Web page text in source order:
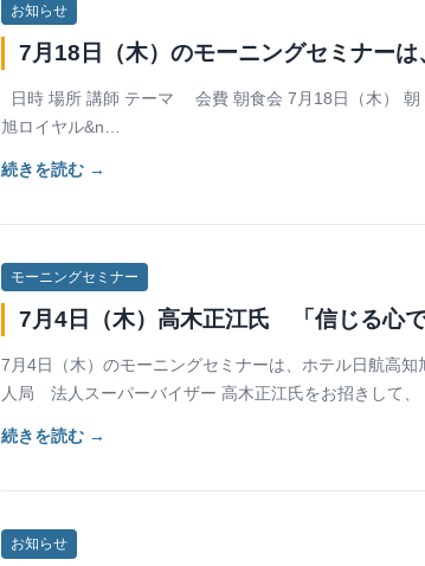
お知らせ
7月18日（木）のモーニングセミナーは
日時 場所 講師 テーマ 会費 朝食会 7月18日（木） 朝
旭ロイヤル&n…
続きを読む →
モーニングセミナー
7月4日（木）高木正江氏 「信じる心で
7月4日（木）のモーニングセミナーは、ホテル日航高
人局 法人スーパーバイザー 高木正江氏をお招きして、
続きを読む →
お知らせ